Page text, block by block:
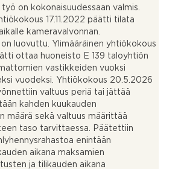
on kokonaisuudessaan valmis.
17.11.2022 päätti tilata
kameravalvonnan.
on luovuttu. Ylimääräinen yhtiökokous
ottaa huoneisto E 139 taloyhtiön
vastikkeiden vuoksi
vuodeksi. Yhtiökokous 20.5.2026
valtuus periä tai jättää
kahden kuukauden
määrä sekä valtuus määrittää
taso tarvittaessa. Päätettiin
enintään
aikana maksamien
ja tilikauden aikana